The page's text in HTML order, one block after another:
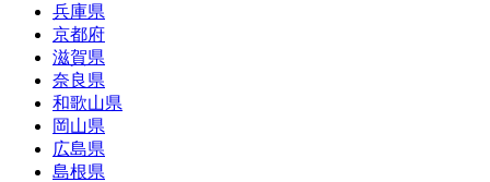
兵庫県
京都府
滋賀県
奈良県
和歌山県
岡山県
広島県
島根県